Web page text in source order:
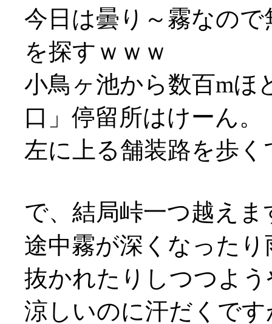
今日は曇り～霧なの
を探すｗｗｗ
小鳥ヶ池から数百mほ
口」停留所はけーん。
左に上る舗装路を歩
で、結局峠一つ越え
途中霧が深くなった
抜かれたりしつつよ
涼しいのに汗だくで